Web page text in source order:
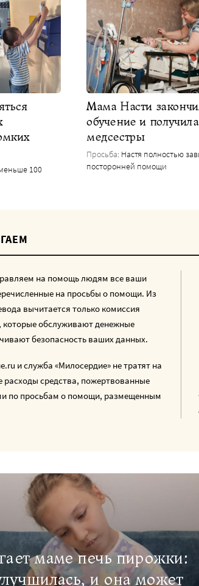
100
Мама Насти
обучение и
медсестры
Просьба: Настя полностью
посторонней помощи
на помощь людям все ваши
на просьбы о помощи. Из
вычитается только комиссия
которые обслуживают денежные
безопасность ваших данных.
и служба «Милосердие» не тратят на
средства, пожертвованные
по просьбам о помощи, размещенным
маме печь пирожки:
и она может